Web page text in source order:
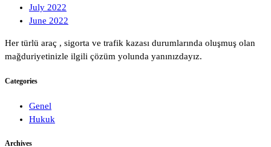
July 2022
June 2022
Her türlü araç , sigorta ve trafik kazası durumlarında oluşmuş olan
mağduriyetinizle ilgili çözüm yolunda yanınızdayız.
Categories
Genel
Hukuk
Archives